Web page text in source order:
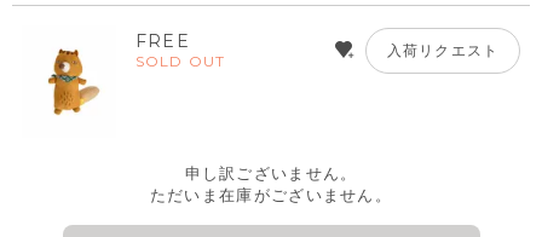
FREE
SOLD OUT
入荷リクエスト
申し訳ございません。
ただいま在庫がございません。